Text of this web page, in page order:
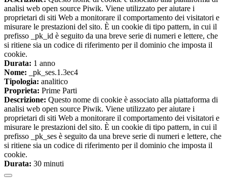
analisi web open source Piwik. Viene utilizzato per aiutare i
proprietari di siti Web a monitorare il comportamento dei visitatori e
misurare le prestazioni del sito. È un cookie di tipo pattern, in cui il
prefisso _pk_id è seguito da una breve serie di numeri e lettere, che
si ritiene sia un codice di riferimento per il dominio che imposta il
cookie.
Durata: 1 anno
Nome: _pk_ses.1.3ec4
Tipologia: analitico
Proprieta: Prime Parti
Descrizione: Questo nome di cookie è associato alla piattaforma di
analisi web open source Piwik. Viene utilizzato per aiutare i
proprietari di siti Web a monitorare il comportamento dei visitatori e
misurare le prestazioni del sito. È un cookie di tipo pattern, in cui il
prefisso _pk_ses è seguito da una breve serie di numeri e lettere, che
si ritiene sia un codice di riferimento per il dominio che imposta il
cookie.
Durata: 30 minuti